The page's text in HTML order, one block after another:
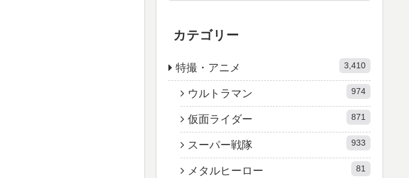
カテゴリー
特撮・アニメ 3,410
ウルトラマン 974
仮面ライダー 871
スーパー戦隊 933
メタルヒーロー 81